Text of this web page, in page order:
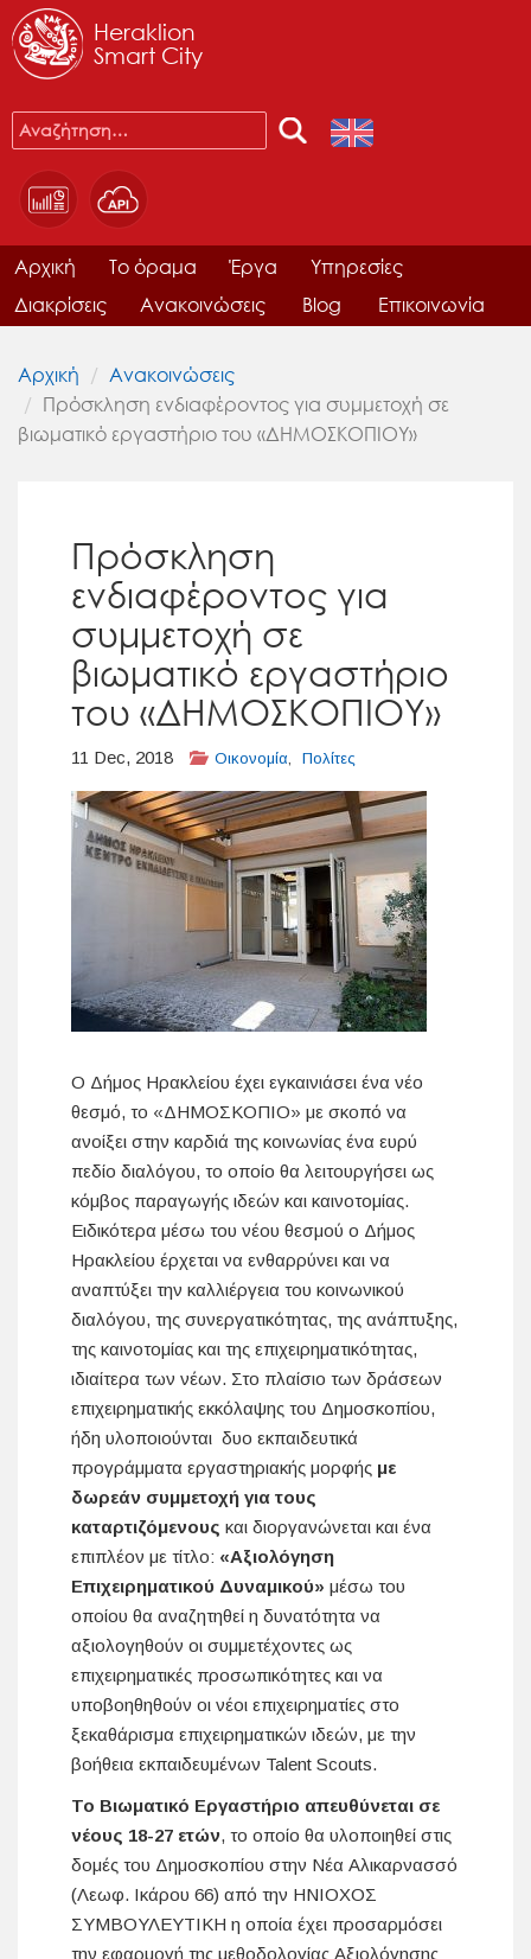
Heraklion
Smart City
Αρχική Το όραμα Έργα
Υπηρεσίες
Διακρίσεις
Ανακοινώσεις Blog Επικοινωνία
Αρχική
Ανακοινώσεις
Πρόσκληση ενδιαφέροντος για συμμετοχή σε
βιωματικό εργαστήριο του «ΔΗΜΟΣΚΟΠΙΟΥ»
Πρόσκληση
ενδιαφέροντος για
συμμετοχή σε
βιωματικό εργαστήριο
του «ΔΗΜΟΣΚΟΠΙΟΥ»
11 Dec, 2018 Οικονομία Πολίτες
Ο Δήμος Ηρακλείου έχει εγκαινιάσει ένα νέο
θεσμό, το «ΔΗΜΟΣΚΟΠΙΟ» με σκοπό να
ανοίξει στην καρδιά της κοινωνίας ένα ευρύ
πεδίο διαλόγου, το οποίο θα λειτουργήσει ως
κόμβος παραγωγής ιδεών και καινοτομίας.
Ειδικότερα μέσω του νέου θεσμού ο Δήμος
Ηρακλείου έρχεται να ενθαρρύνει και να
αναπτύξει την καλλιέργεια του κοινωνικού
διαλόγου, της συνεργατικότητας, της ανάπτυξης,
της καινοτομίας και της επιχειρηματικότητας,
ιδιαίτερα των νέων. Στο πλαίσιο των δράσεων
επιχειρηματικής εκκόλαψης του Δημοσκοπίου,
ήδη υλοποιούνται δυο εκπαιδευτικά
προγράμματα εργαστηριακής μορφής με
δωρεάν συμμετοχή για τους
καταρτιζόμενους και διοργανώνεται και ένα
επιπλέον με τίτλο: «Αξιολόγηση
Επιχειρηματικού Δυναμικού» μέσω του
οποίου θα αναζητηθεί η δυνατότητα να
αξιολογηθούν οι συμμετέχοντες ως
επιχειρηματικές προσωπικότητες και να
υποβοηθηθούν οι νέοι επιχειρηματίες στο
ξεκαθάρισμα επιχειρηματικών ιδεών, με την
βοήθεια εκπαιδευμένων Talent Scouts.
Το Βιωματικό Εργαστήριο απευθύνεται σε
νέους 18-27 ετών, το οποίο θα υλοποιηθεί στις
δομές του Δημοσκοπίου στην Νέα Αλικαρνασσό
(Λεωφ. Ικάρου 66) από την ΗΝΙΟΧΟΣ
ΣΥΜΒΟΥΛΕΥΤΙΚΗ η οποία έχει προσαρμόσει
την εφαρμογή της μεθοδολογίας Αξιολόγησης